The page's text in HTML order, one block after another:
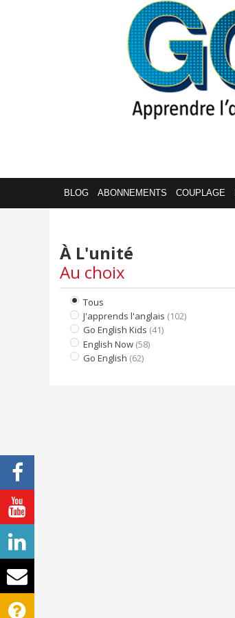
BLOG ABONNEMENTS COUPLAGE
À L'unité
Au choix
Tous
J'apprends l'anglais (102)
Go English Kids (41)
English Now (58)
Go English (62)